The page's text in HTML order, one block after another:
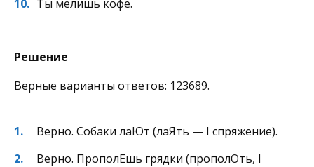
Ты мелишь кофе.
Решение
Верные варианты ответов: 123689.
Верно. Собаки лаЮт (лаЯть — I спряжение).
Верно. ПрополЕшь грядки (прополОть, I